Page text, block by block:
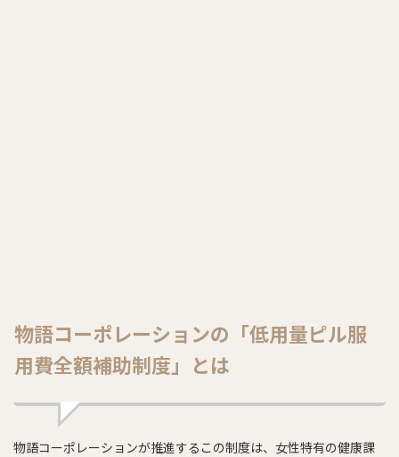
物語コーポレーションの「低用量ピル服
用費全額補助制度」とは
物語コーポレーションが推進するこの制度は、女性特有の健康課